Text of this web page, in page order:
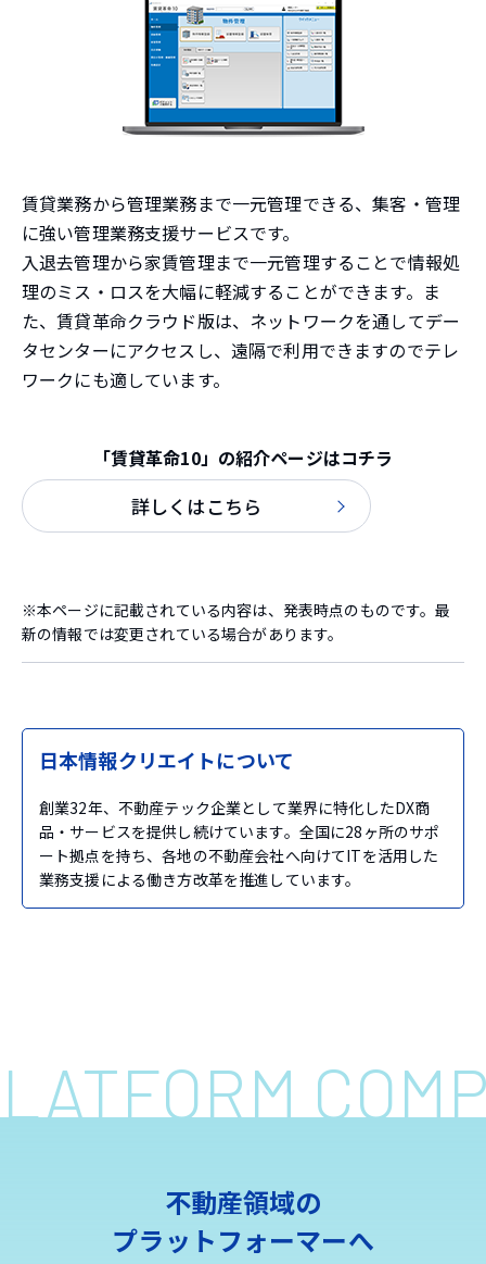
賃貸業務から管理業務まで一元管理できる、集客・管理
に強い管理業務支援サービスです。
入退去管理から家賃管理まで一元管理することで情報処
理のミス・ロスを大幅に軽減することができます。ま
た、賃貸革命クラウド版は、ネットワークを通してデー
タセンターにアクセスし、遠隔で利用できますのでテレ
ワークにも適しています。
「賃貸革命10」の紹介ページはコチラ
詳しくはこちら
※本ページに記載されている内容は、発表時点のものです。最
新の情報では変更されている場合があります。
日本情報クリエイトについて
創業32年、不動産テック企業として業界に特化したDX商
品・サービスを提供し続けています。全国に28ヶ所のサポ
ート拠点を持ち、各地の不動産会社へ向けてITを活用した
業務支援による働き方改革を推進しています。
不動産領域の
プラットフォーマーへ